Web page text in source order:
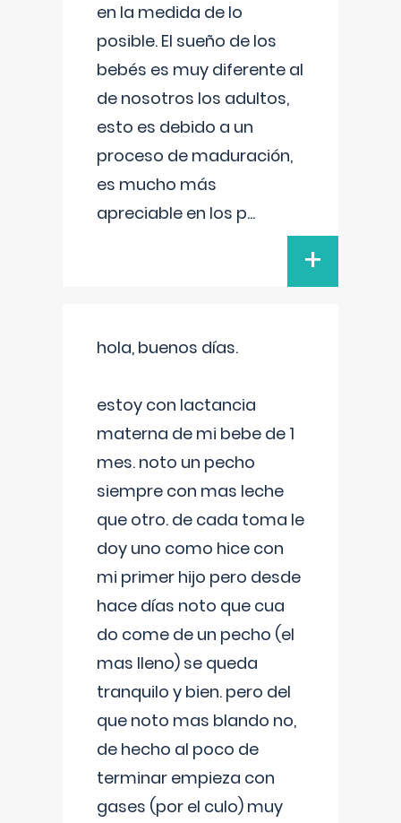
en la medida de lo
posible. El sueño de los
bebés es muy diferente al
de nosotros los adultos,
esto es debido a un
proceso de maduración,
es mucho más
apreciable en los p...
+
hola, buenos días.
estoy con lactancia
materna de mi bebe de 1
mes. noto un pecho
siempre con mas leche
que otro. de cada toma le
doy uno como hice con
mi primer hijo pero desde
hace días noto que cua
do come de un pecho (el
mas lleno) se queda
tranquilo y bien. pero del
que noto mas blando no,
de hecho al poco de
terminar empieza con
gases (por el culo) muy